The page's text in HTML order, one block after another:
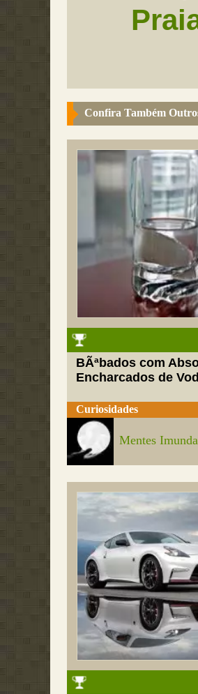
Confira Também
BÃªbados com
Encharcados de
Curiosidades
Mentes